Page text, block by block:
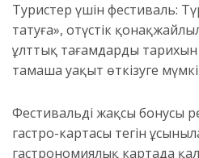
Туристер үшін фестиваль:
татуға», оңтүстік
ұлттық тағамдардың тарихын
тамаша уақыт өткізуге
Фестивальдің жақсы бонусы
гастро-картасы тегін
гастрономиялық картада